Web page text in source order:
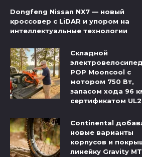
Dongfeng Nissan NX7 — новый
кроссовер с LiDAR и упором на
интеллектуальные технологии
Складной
электровелосипед
POP Mooncool с
мотором 750 Вт,
запасом хода 96
сертификатом
Continental
новые варианты
корпусов и
линейку Gravity